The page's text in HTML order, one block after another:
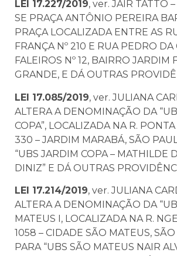
LEI 17.227/2019, ver. JAIR TATTO
SE PRAÇA ANTÔNIO PEREIRA
PRAÇA LOCALIZADA ENTRE AS
FRANÇA Nº 210 E RUA PEDRO DA
FALEIROS Nº 12, BAIRRO JARDIM
GRANDE, E DÁ OUTRAS
LEI 17.085/2019, ver. JULIANA
ALTERA A DENOMINAÇÃO DA
COPA”, LOCALIZADA NA R.
330 – JARDIM MARABÁ, SÃO
“UBS JARDIM COPA – MATHILDE
DINIZ” E DÁ OUTRAS
LEI 17.214/2019, ver. JULIANA
ALTERA A DENOMINAÇÃO DA
MATEUS I, LOCALIZADA NA R.
1058 – CIDADE SÃO MATEUS, SÃO
PARA “UBS SÃO MATEUS NAIR